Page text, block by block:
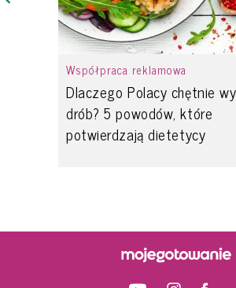
Współpraca reklamowa
Dlaczego Polacy chętnie
drób? 5 powodów, które
potwierdzają dietetycy